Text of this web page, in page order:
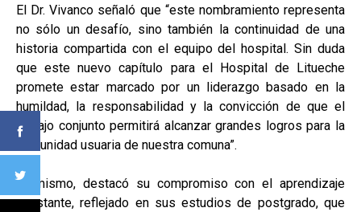
El Dr. Vivanco señaló que “este nombramiento representa
no sólo un desafío, sino también la continuidad de una
historia compartida con el equipo del hospital. Sin duda
que este nuevo capítulo para el Hospital de Litueche
promete estar marcado por un liderazgo basado en la
humildad, la responsabilidad y la convicción de que el
trabajo conjunto permitirá alcanzar grandes logros para la
comunidad usuaria de nuestra comuna”.
Asimismo, destacó su compromiso con el aprendizaje
constante, reflejado en sus estudios de postgrado, que